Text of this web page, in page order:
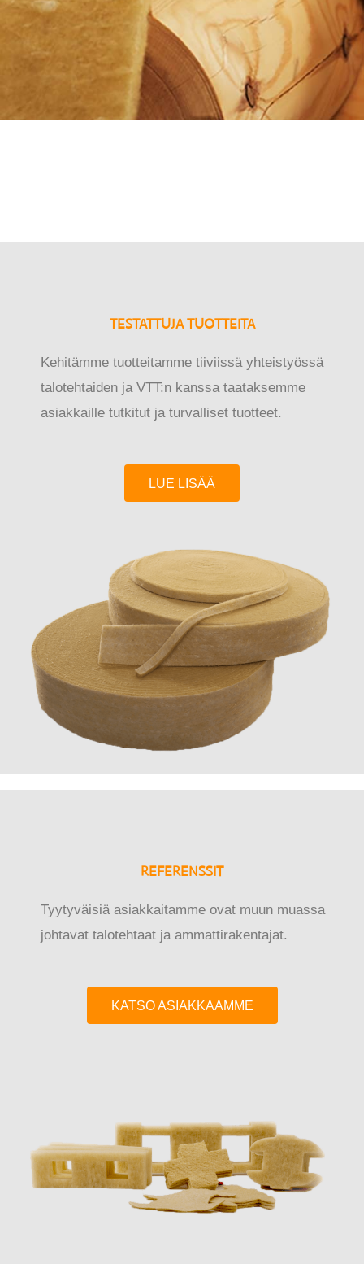
TESTATTUJA TUOTTEITA
Kehitämme tuotteitamme tiiviissä yhteistyössä
talotehtaiden ja VTT:n kanssa taataksemme
asiakkaille tutkitut ja turvalliset tuotteet.
LUE LISÄÄ
REFERENSSIT
Tyytyväisiä asiakkaitamme ovat muun muassa
johtavat talotehtaat ja ammattirakentajat.
KATSO ASIAKKAAMME